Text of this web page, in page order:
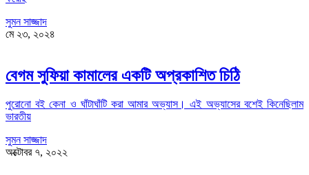
সুমন সাজ্জাদ
মে ২৩, ২০২৪
বেগম সুফিয়া কামালের একটি অপ্রকাশিত চিঠি
পুরোনো বই কেনা ও ঘাঁটাঘাঁটি করা আমার অভ্যাস। এই অভ্যাসের বশেই কিনেছিলাম
ভারতীয়
সুমন সাজ্জাদ
অক্টোবর ৭, ২০২২